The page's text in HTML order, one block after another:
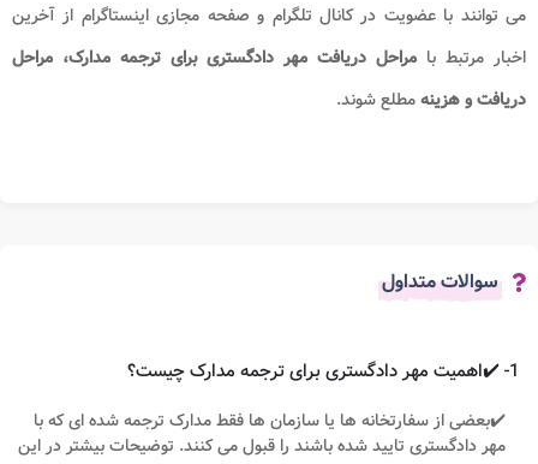
می توانند با عضویت در کانال تلگرام و صفحه مجازی اینستاگرام از آخرین
اخبار مرتبط با مراحل دریافت مهر دادگستری برای ترجمه مدارک، مراحل
دریافت و هزینهمطلع شوند.
سوالات متداول
1- ✔️اهمیت مهر دادگستری برای ترجمه مدارک چیست؟
✔️بعضی از سفارتخانه ها یا سازمان ها فقط مدارک ترجمه شده ای که با
مهر دادگستری تایید شده باشند را قبول می کنند. توضیحات بیشتر در این